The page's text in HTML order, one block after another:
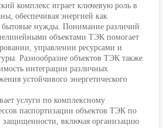
комплекс играет ключевую роль в
обеспечивая энергией как
нужды. Понимание различий
объектами ТЭК помогает
управлении ресурсами и
Разнообразие объектов ТЭК также
интеграции различных
устойчивого энергетического
услуги по комплексному
паспортизации объектов ТЭК по
защищенности, включая организацию